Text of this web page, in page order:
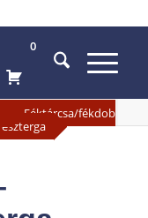
0
Féktárcsa/fékdob